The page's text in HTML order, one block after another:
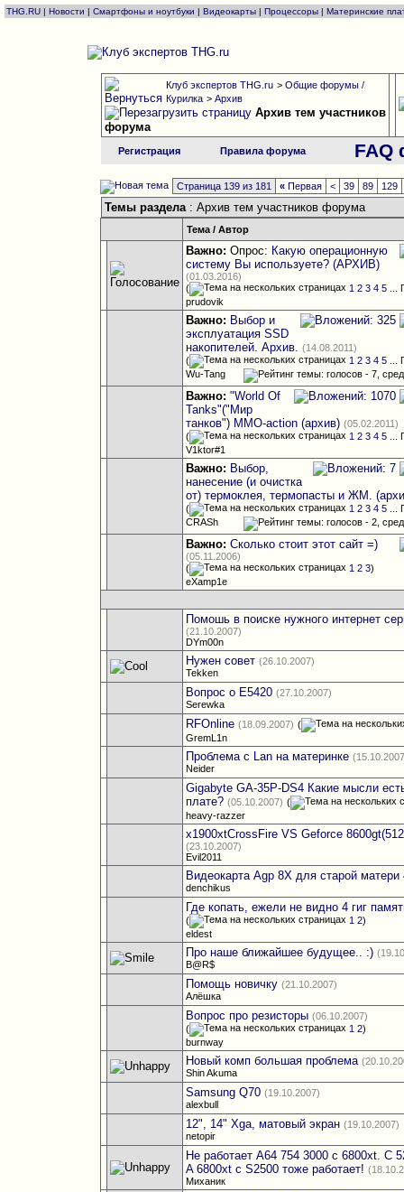
THG.RU | Новости | Смартфоны и ноутбуки | Видеокарты | Процессоры | Материнские
Клуб экспертов THG.ru > Общие форумы /
Курилка > Архив
Архив тем участников
форума
Регистрация Правила форума FAQ
Страница 139 из 181 « Первая < 39 89 129
Темы раздела: Архив тем участников форума
Тема /Автор
Важно: Опрос: Какую операционную
систему Вы используете? (АРХИВ)
(01.03.2016)
(
1 2 3 4 5 ...
prudovik
Важно: Выбор и
эксплуатация SSD
накопителей. Архив. (14.08.2011)
(
1 2 3 4 5 ...
Wu-Tang
Важно: "World Of
Tanks"("Мир
танков") MMO-action (архив) (05.02.2011)
(
1 2 3 4 5 ...
V1ktor#1
Важно: Выбор,
нанесение (и очистка
от) термоклея, термопасты и ЖМ.
( 1 2 3 4 5 ...
CRASh
Важно: Сколько стоит этот сайт =)
(05.11.2006)
(
1 2 3)
eXamp1e
Помошь в поиске нужного интернет
(21.10.2007)
DYm00n
Нужен совет (26.10.2007)
Tekken
Вопрос о E5420 (27.10.2007)
Serewka
RFOnline (18.09.2007) (
GremL1n
Проблема с Lan на материнке
Neider
Gigabyte GA-35P-DS4 Какие мысли
плате? (05.10.2007) (
heavy-razzer
x1900xtCrossFire VS Geforce
(23.10.2007)
Evil2011
Видеокарта Agp 8Х для старой матери
denchikus
Где копать, ежели не видно 4 гиг
( 1 2)
eldest
Про наше ближайшее будущее.. :)
B@R$
Помощь новичку (21.10.2007)
Алёшка
Вопрос про резисторы (06.10.2007)
(
1 2)
burnway
Новый комп большая проблема
Shin Akuma
Samsung Q70 (19.10.2007)
alexbull
12", 14" Xga, матовый экран (19.10.2007)
netopir
Не работает A64 754 3000 с 6800xt. С
A 6800xt с S2500 тоже работает!
Миханик